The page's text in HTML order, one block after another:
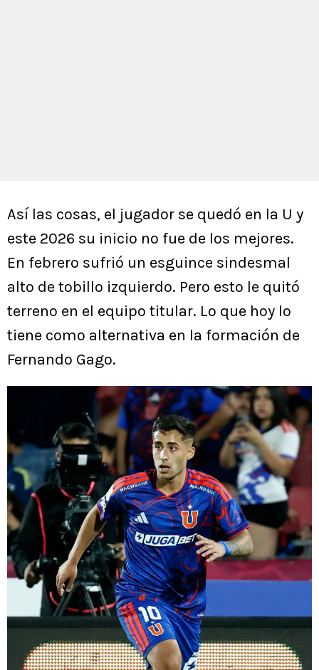
Así las cosas, el jugador se quedó en la U y
este 2026 su inicio no fue de los mejores.
En febrero sufrió un esguince sindesmal
alto de tobillo izquierdo. Pero esto le quitó
terreno en el equipo titular. Lo que hoy lo
tiene como alternativa en la formación de
Fernando Gago.